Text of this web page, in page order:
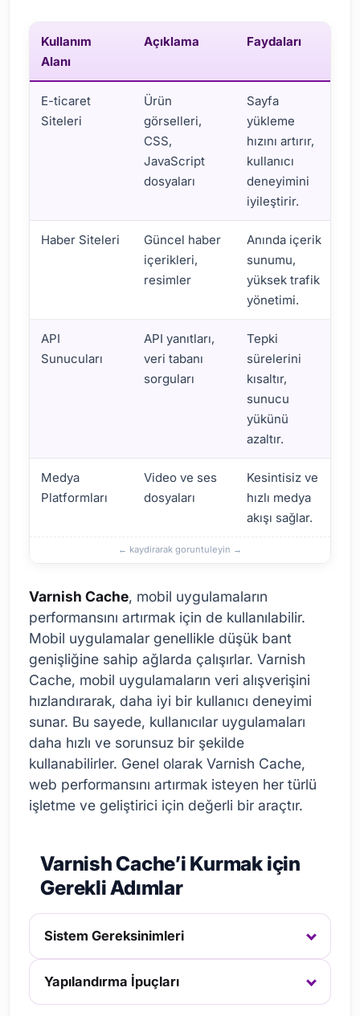
Kullanım
Alanı
Açıklama Faydaları
E-ticaret
Siteleri
Ürün
görselleri,
CSS,
JavaScript
dosyaları
Sayfa
yükleme
hızını artırır,
kullanıcı
deneyimini
iyileştirir.
Haber Siteleri
Güncel haber
içerikleri,
resimler
Anında içerik
sunumu,
yüksek trafik
yönetimi.
API
Sunucuları
API yanıtları,
veri tabanı
sorguları
Tepki
sürelerini
kısaltır,
sunucu
yükünü
azaltır.
Medya
Platformları
Video ve ses
dosyaları
Kesintisiz ve
hızlı medya
akışı sağlar.
Varnish Cache, mobil uygulamaların
performansını artırmak için de kullanılabilir.
Mobil uygulamalar genellikle düşük bant
genişliğine sahip ağlarda çalışırlar. Varnish
Cache, mobil uygulamaların veri alışverişini
hızlandırarak, daha iyi bir kullanıcı deneyimi
sunar. Bu sayede, kullanıcılar uygulamaları
daha hızlı ve sorunsuz bir şekilde
kullanabilirler. Genel olarak Varnish Cache,
web performansını artırmak isteyen her türlü
işletme ve geliştirici için değerli bir araçtır.
Varnish Cache’i Kurmak için
Gerekli Adımlar
Sistem Gereksinimleri
Yapılandırma İpuçları